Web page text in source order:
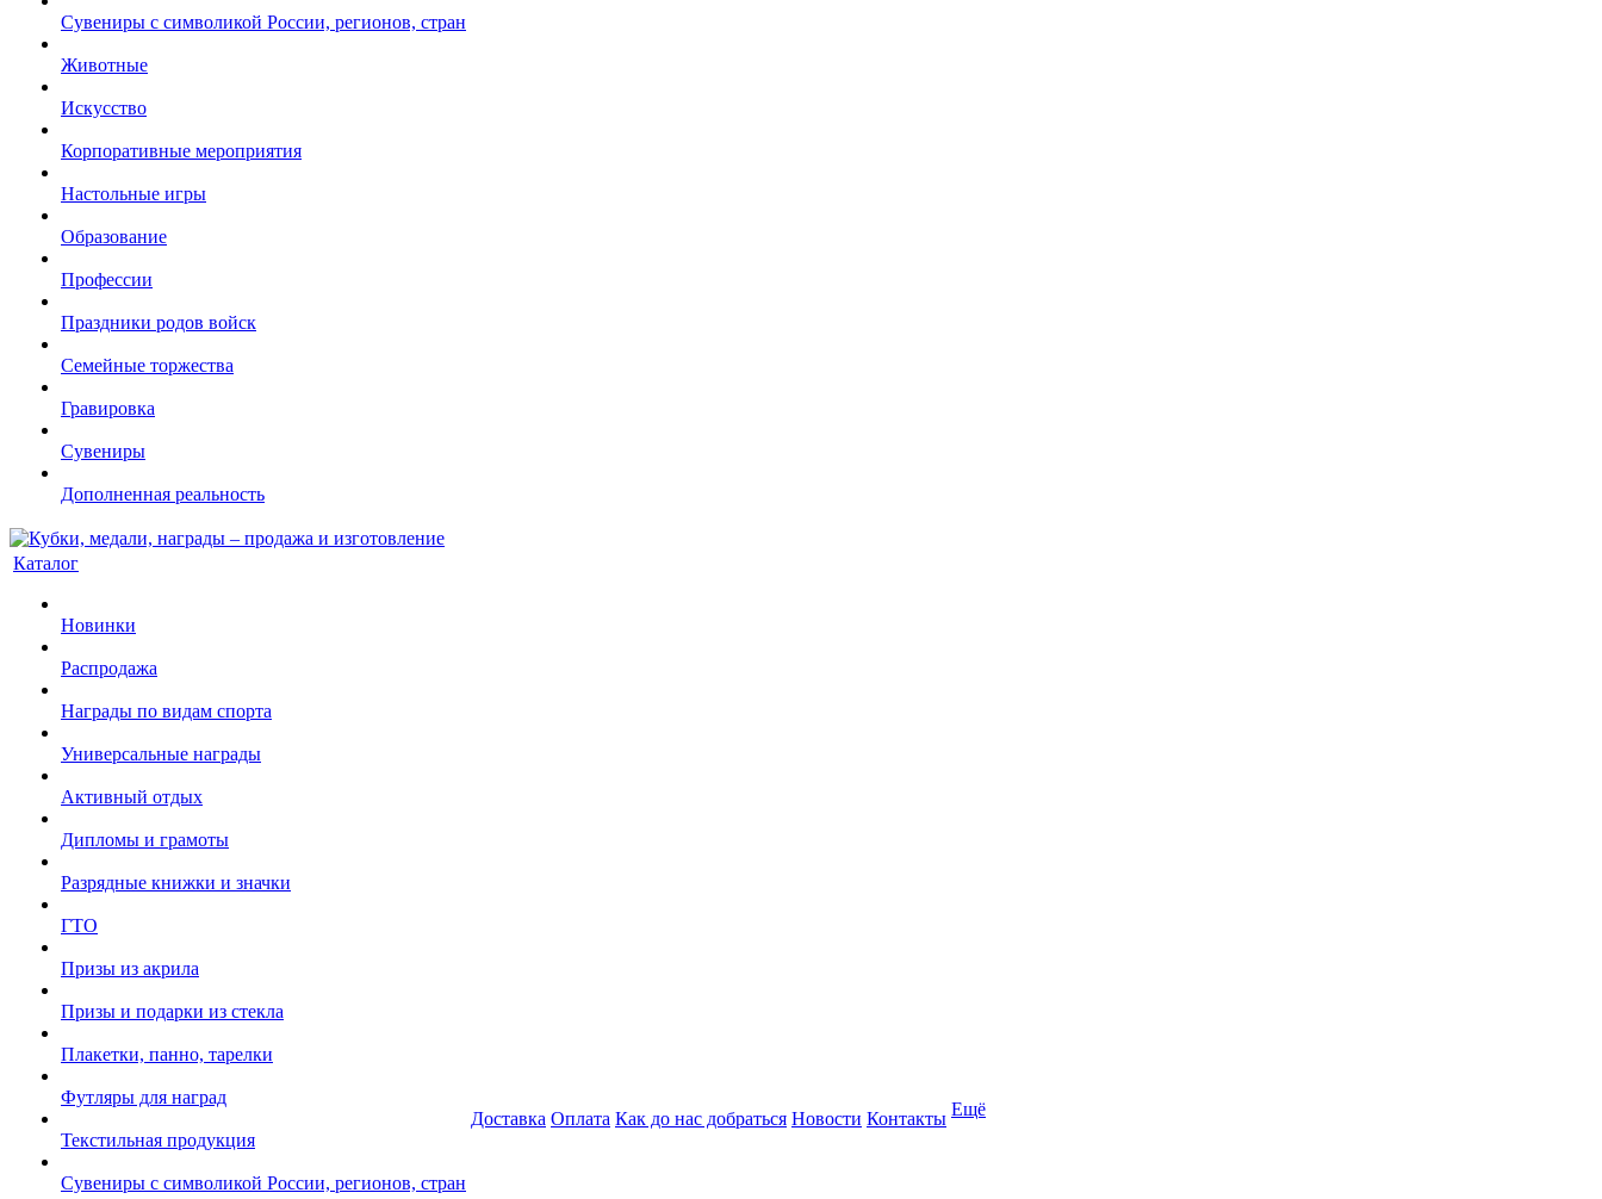
Сувениры с символикой России, регионов, стран
Животные
Искусство
Корпоративные мероприятия
Настольные игры
Образование
Профессии
Праздники родов войск
Семейные торжества
Гравировка
Сувениры
Дополненная реальность
Каталог
Новинки
Распродажа
Награды по видам спорта
Универсальные награды
Активный отдых
Дипломы и грамоты
Разрядные книжки и значки
ГТО
Призы из акрила
Призы и подарки из стекла
Плакетки, панно, тарелки
Футляры для наград
Текстильная продукция
Сувениры с символикой России, регионов, стран
Доставка Оплата Как до нас добраться Новости Контакты Ещё